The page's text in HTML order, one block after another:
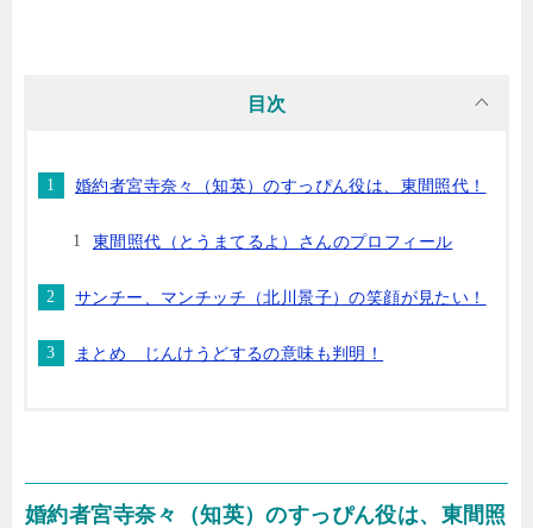
目次
婚約者宮寺奈々（知英）のすっぴん役は、東間照代！
東間照代（とうまてるよ）さんのプロフィール
サンチー、マンチッチ（北川景子）の笑顔が見たい！
まとめ じんけうどするの意味も判明！
婚約者宮寺奈々（知英）のすっぴん役は、東間照